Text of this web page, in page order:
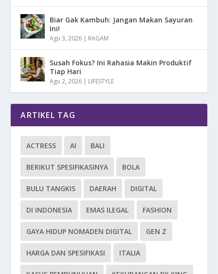
Biar Gak Kambuh: Jangan Makan Sayuran
Ini!
Agu 3, 2026 | RAGAM
Susah Fokus? Ini Rahasia Makin Produktif
Tiap Hari
Agu 2, 2026 | LIFESTYLE
ARTIKEL TAG
ACTRESS AI BALI
BERIKUT SPESIFIKASINYA BOLA
BULU TANGKIS DAERAH DIGITAL
DI INDONESIA EMAS ILEGAL FASHION
GAYA HIDUP NOMADEN DIGITAL GEN Z
HARGA DAN SPESIFIKASI ITALIA